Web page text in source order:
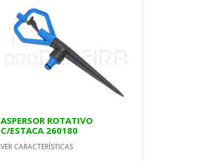
ASPERSOR ROTATIVO
C/ESTACA 260180
AQUACRAFT
VER CARACTERÍSTICAS